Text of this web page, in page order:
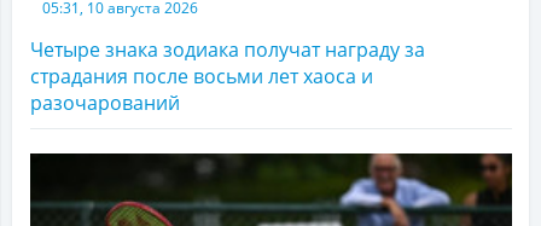
05:31, 10 августа 2026
Четыре знака зодиака получат награду за
страдания после восьми лет хаоса и
разочарований